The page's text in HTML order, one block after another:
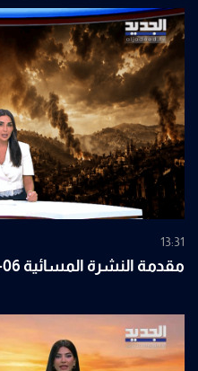
13:31
مقدمة النشرة المسائية 06-08-2026